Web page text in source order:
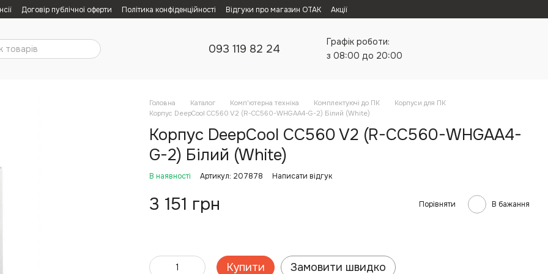
Договір публічної оферти Політика конфіденційності Відгуки про магазин ОТАК Акції
093 119 82 24
Графік роботи:
з 08:00 до 20:00
Головна Каталог Комп'ютерна техніка Комплектуючі до ПК
Корпуси для ПК
Корпус DeepCool CC560 V2 (R-CC560-WHGAA4-G-2) Білий (White)
Корпус DeepCool CC560 V2 (R-CC560-WHGAA4-
G-2) Білий (White)
В наявності Артикул: 207878 Написати відгук
3 151 грн Порівняти В бажання
Купити Замовити швидко